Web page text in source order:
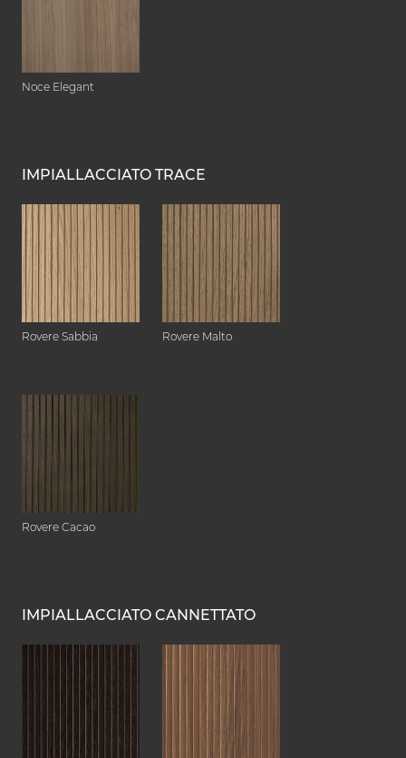
Noce Elegant
IMPIALLACCIATO TRACE
Rovere Sabbia Rovere Malto
Rovere Cacao
IMPIALLACCIATO CANNETTATO